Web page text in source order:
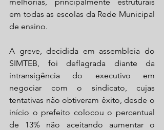
em todas as escolas da Rede Municipal
de ensino.
A greve, decidida em assembleia do
SIMTEB, foi deflagrada diante da
intransigência do executivo em
negociar com o sindicato, cujas
tentativas não obtiveram êxito, desde o
início o prefeito colocou o percentual
de 13% não aceitando aumentar o